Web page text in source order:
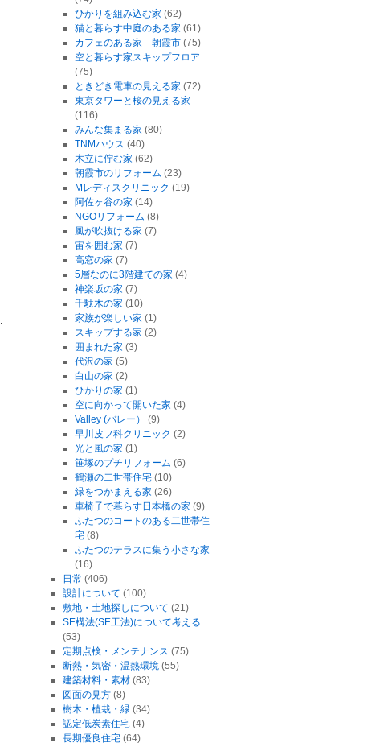
ひかりを組み込む家 (62)
猫と暮らす中庭のある家 (61)
カフェのある家 朝霞市 (75)
空と暮らす家スキップフロア
(75)
ときどき電車の見える家 (72)
東京タワーと桜の見える家
(116)
みんな集まる家 (80)
TNMハウス (40)
木立に佇む家 (62)
朝霞市のリフォーム (23)
Mレディスクリニック (19)
阿佐ヶ谷の家 (14)
NGOリフォーム (8)
風が吹抜ける家 (7)
宙を囲む家 (7)
高窓の家 (7)
5層なのに3階建ての家 (4)
神楽坂の家 (7)
千駄木の家 (10)
家族が楽しい家 (1)
スキップする家 (2)
囲まれた家 (3)
代沢の家 (5)
白山の家 (2)
ひかりの家 (1)
空に向かって開いた家 (4)
Valley (バレー）
(9)
早川皮フ科クリニック (2)
光と風の家 (1)
笹塚のプチリフォーム (6)
鶴瀬の二世帯住宅 (10)
緑をつかまえる家 (26)
車椅子で暮らす日本橋の家 (9)
ふたつのコートのある二世帯住
宅 (8)
ふたつのテラスに集う小さな家
(16)
日常 (406)
設計について (100)
敷地・土地探しについて (21)
SE構法(SE工法)について考える
(53)
定期点検・メンテナンス (75)
断熱・気密・温熱環境(55)
建築材料・素材(83)
図面の見方(8)
樹木・植栽・緑(34)
認定低炭素住宅(4)
長期優良住宅(64)